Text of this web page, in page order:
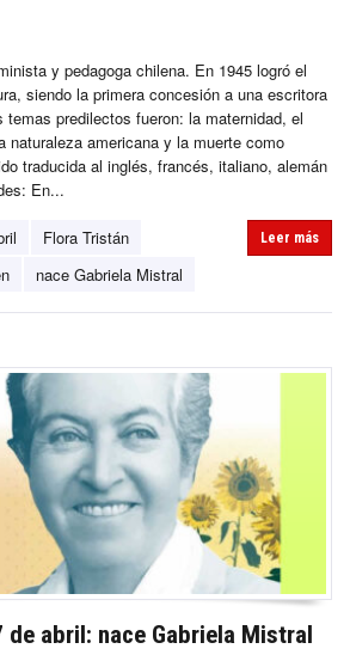
y pedagoga chilena. En 1945 logró el
siendo la primera concesión a una escritora
temas predilectos fueron: la maternidad, el
naturaleza americana y la muerte como
traducida al inglés, francés, italiano, alemán
En...
Flora Tristán
nace Gabriela Mistral
Leer más
de abril: nace Gabriela Mistral